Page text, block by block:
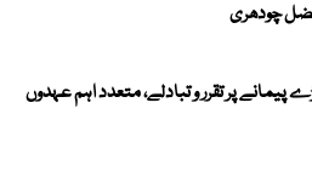
چودھری
پیمانے پر تقرر و تبادلے، متعدد اہم عہدوں